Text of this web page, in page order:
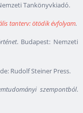
Tankönyvkiadó.
tanterv: ötödik évfolyam.
. Budapest: Nemzeti
Rudolf Steiner Press.
szempontból.